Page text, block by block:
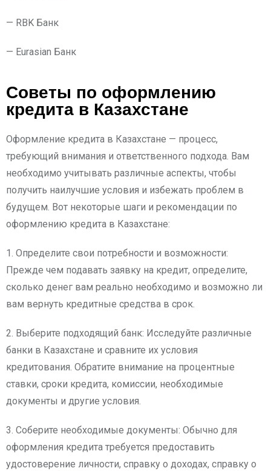
— RBK Банк
— Eurasian Банк
Советы по оформлению
кредита в Казахстане
Оформление кредита в Казахстане — процесс,
требующий внимания и ответственного подхода. Вам
необходимо учитывать различные аспекты, чтобы
получить наилучшие условия и избежать проблем в
будущем. Вот некоторые шаги и рекомендации по
оформлению кредита в Казахстане:
1. Определите свои потребности и возможности:
Прежде чем подавать заявку на кредит, определите,
сколько денег вам реально необходимо и возможно ли
вам вернуть кредитные средства в срок.
2. Выберите подходящий банк: Исследуйте различные
банки в Казахстане и сравните их условия
кредитования. Обратите внимание на процентные
ставки, сроки кредита, комиссии, необходимые
документы и другие условия.
3. Соберите необходимые документы: Обычно для
оформления кредита требуется предоставить
удостоверение личности, справку о доходах, справку о